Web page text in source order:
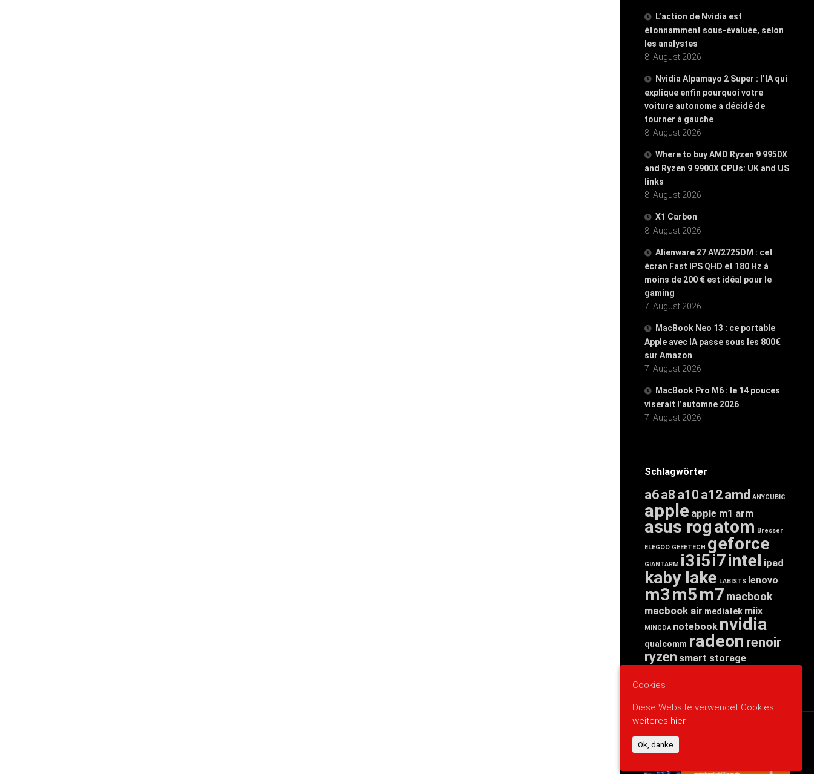
L’action de Nvidia est
étonnamment sous-évaluée, selon
les analystes
8. August 2026
Nvidia Alpamayo 2 Super : l’IA qui
explique enfin pourquoi votre
voiture autonome a décidé de
tourner à gauche
8. August 2026
Where to buy AMD Ryzen 9 9950X
and Ryzen 9 9900X CPUs: UK and US
links
8. August 2026
X1 Carbon
8. August 2026
Alienware 27 AW2725DM : cet
écran Fast IPS QHD et 180 Hz à
moins de 200 € est idéal pour le
gaming
7. August 2026
MacBook Neo 13 : ce portable
Apple avec IA passe sous les 800€
sur Amazon
7. August 2026
MacBook Pro M6 : le 14 pouces
viserait l’automne 2026
7. August 2026
Schlagwörter
a6a8 a10 a12amd ANYCUBIC
apple apple m1 arm
asus rogatom Bresser
ELEGOO GEEETECH geforce
GIANTARM i3i5i7intel ipad
kaby lake LABISTS lenovo
m3m5m7 macbook
macbook air mediatek miix
MINGDA notebook nvidia
qualcomm radeon renoir
ryzen smart storage
threadripper
WERBUNG
Cookies
Diese Website verwendet Cookies:
weiteres hier.
Ok, danke